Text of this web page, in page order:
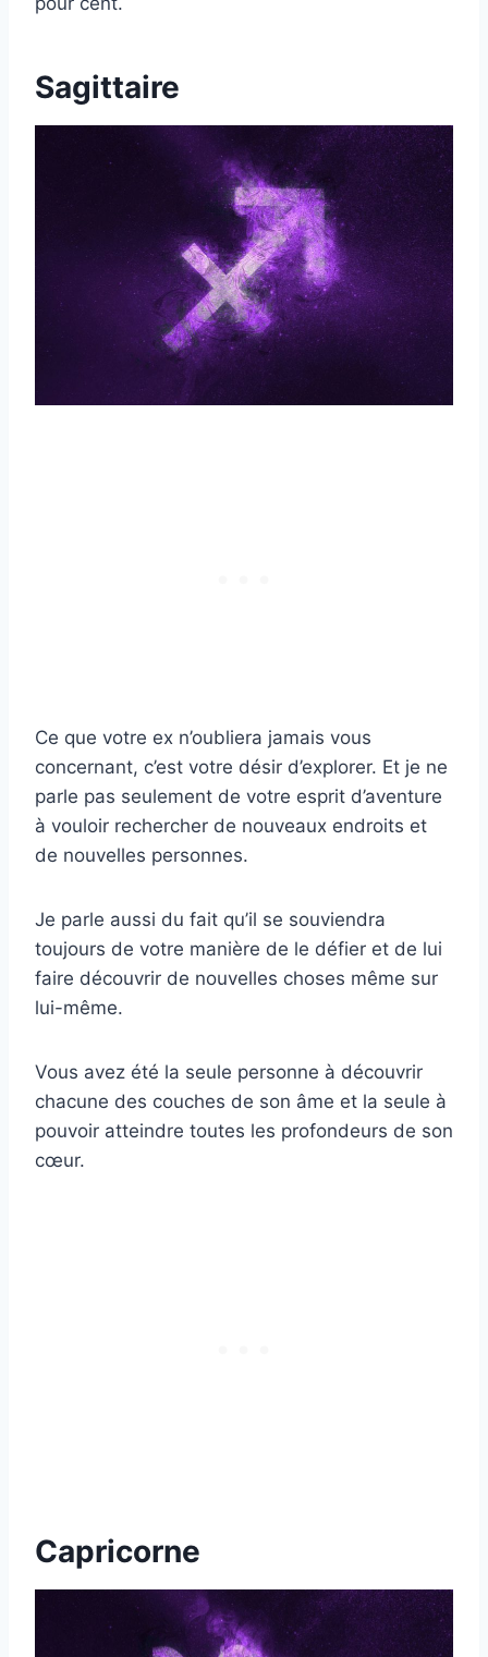
Sagittaire
Ce que votre ex n’oubliera jamais vous
concernant, c’est votre désir d’explorer. Et je ne
parle pas seulement de votre esprit d’aventure
à vouloir rechercher de nouveaux endroits et
de nouvelles personnes.
Je parle aussi du fait qu’il se souviendra
toujours de votre manière de le défier et de lui
faire découvrir de nouvelles choses même sur
lui-même.
Vous avez été la seule personne à découvrir
chacune des couches de son âme et la seule à
pouvoir atteindre toutes les profondeurs de son
cœur.
Capricorne